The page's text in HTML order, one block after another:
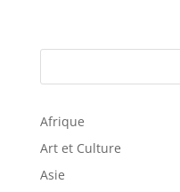
Afrique
Art et Culture
Asie